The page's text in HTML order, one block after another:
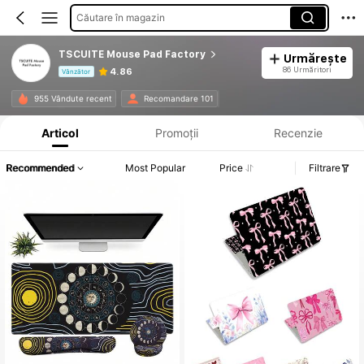
Căutare în magazin
TSCUITE Mouse Pad Factory
Vânzător 4.86
Urmărește
86 Urmăritori
955 Vândute recent Recomandare 101
Informații despre produs: Divulgarea prețului, detalii privind vânzările și stocul.
Articol Promoții Recenzie
Recommended Most Popular Price Filtrare